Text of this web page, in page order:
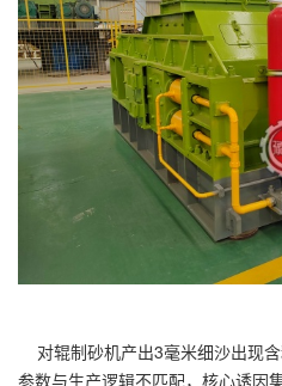
对辊制砂机产出3毫米细沙出现
参数与生产逻辑不匹配，核心诱因